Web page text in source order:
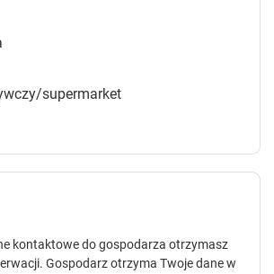
supermarket
kontaktowe do gospodarza otrzymasz
Gospodarz otrzyma Twoje dane w